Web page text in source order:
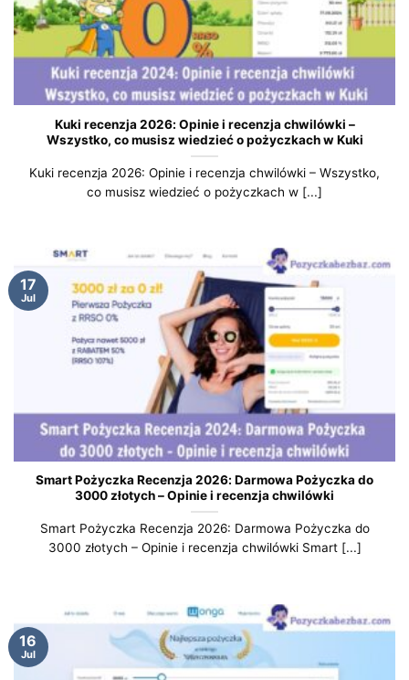
Kuki recenzja 2026: Opinie i recenzja chwilówki –
Wszystko, co musisz wiedzieć o pożyczkach w Kuki
Kuki recenzja 2026: Opinie i recenzja chwilówki – Wszystko,
co musisz wiedzieć o pożyczkach w [...]
Smart Pożyczka Recenzja 2026: Darmowa Pożyczka do
3000 złotych – Opinie i recenzja chwilówki
Smart Pożyczka Recenzja 2026: Darmowa Pożyczka do
3000 złotych – Opinie i recenzja chwilówki Smart [...]
17
Jul
16
Jul